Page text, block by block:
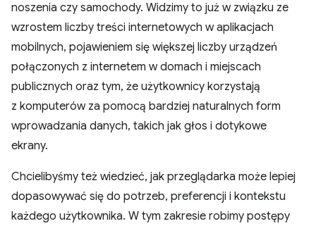
noszenia czy samochody. Widzimy to już w związku ze
wzrostem liczby treści internetowych w aplikacjach
mobilnych, pojawieniem się większej liczby urządzeń
połączonych z internetem w domach i miejscach
publicznych oraz tym, że użytkownicy korzystają
z komputerów za pomocą bardziej naturalnych form
wprowadzania danych, takich jak głos i dotykowe
ekrany.
Chcielibyśmy też wiedzieć, jak przeglądarka może lepiej
dopasowywać się do potrzeb, preferencji i kontekstu
każdego użytkownika. W tym zakresie robimy postępy